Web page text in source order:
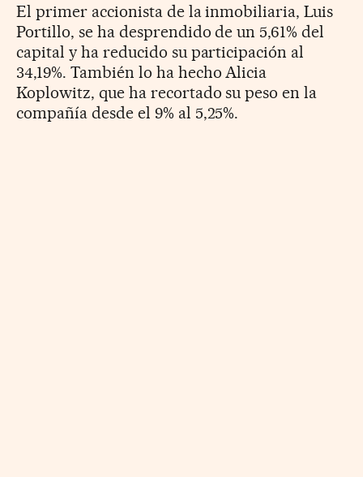
El primer accionista de la inmobiliaria, Luis
Portillo, se ha desprendido de un 5,61% del
capital y ha reducido su participación al
34,19%. También lo ha hecho Alicia
Koplowitz, que ha recortado su peso en la
compañía desde el 9% al 5,25%.